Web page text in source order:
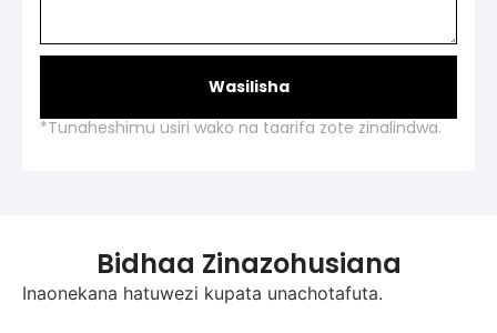
Wasilisha
*Tunaheshimu usiri wako na taarifa zote zinalindwa.
Bidhaa Zinazohusiana
Inaonekana hatuwezi kupata unachotafuta.